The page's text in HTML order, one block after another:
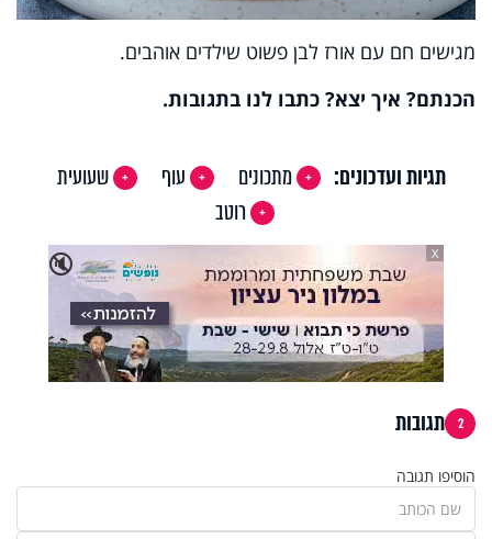
מגישים חם עם אורז לבן פשוט שילדים אוהבים.
הכנתם? איך יצא? כתבו לנו בתגובות.
תגיות ועדכונים: מתכונים עוף
שעועית
רוטב
🔇
X
2 תגובות
הוסיפו תגובה